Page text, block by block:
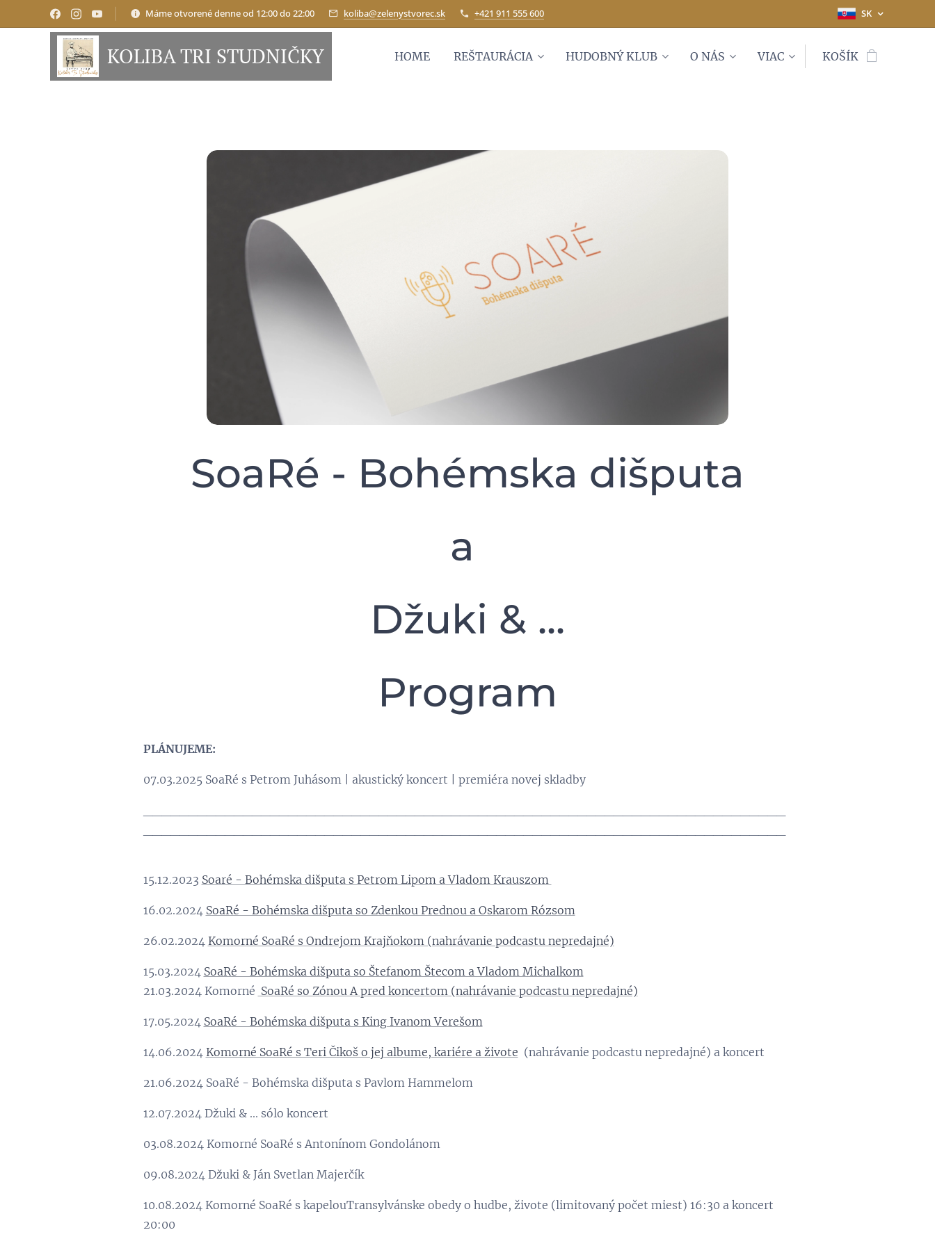
Máme otvorené denne od 12:00 do 22:00 koliba@zelenystvorec.sk +421 911 555 600 SK
KOLIBA TRI STUDNIČKY HOME REŠTAURÁCIA HUDOBNÝ KLUB O NÁS VIAC KOŠÍK
SoaRé - Bohémska dišputa
a
Džuki & ...
Program
PLÁNUJEME:
07.03.2025 SoaRé s Petrom Juhásom | akustický koncert | premiéra novej skladby
15.12.2023 Soaré - Bohémska dišputa s Petrom Lipom a Vladom Krauszom
16.02.2024 SoaRé - Bohémska dišputa so Zdenkou Prednou a Oskarom Rózsom
26.02.2024 Komorné SoaRé s Ondrejom Krajňokom (nahrávanie podcastu nepredajné)
15.03.2024 SoaRé - Bohémska dišputa so Štefanom Štecom a Vladom Michalkom
21.03.2024 Komorné SoaRé so Zónou A pred koncertom (nahrávanie podcastu nepredajné)
17.05.2024 SoaRé - Bohémska dišputa s King Ivanom Verešom
14.06.2024 Komorné SoaRé s Teri Čikoš o jej albume, kariére a živote (nahrávanie podcastu nepredajné) a koncert
21.06.2024 SoaRé - Bohémska dišputa s Pavlom Hammelom
12.07.2024 Džuki & ... sólo koncert
03.08.2024 Komorné SoaRé s Antonínom Gondolánom
09.08.2024 Džuki & Ján Svetlan Majerčík
10.08.2024 Komorné SoaRé s kapelouTransylvánske obedy o hudbe, živote (limitovaný počet miest) 16:30 a koncert
20:00